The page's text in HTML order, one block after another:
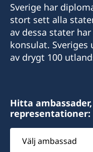
Sverige har
stort sett alla
av dessa stater
konsulat.
av drygt 100
Hitta
representationer:
Välj
ambassad